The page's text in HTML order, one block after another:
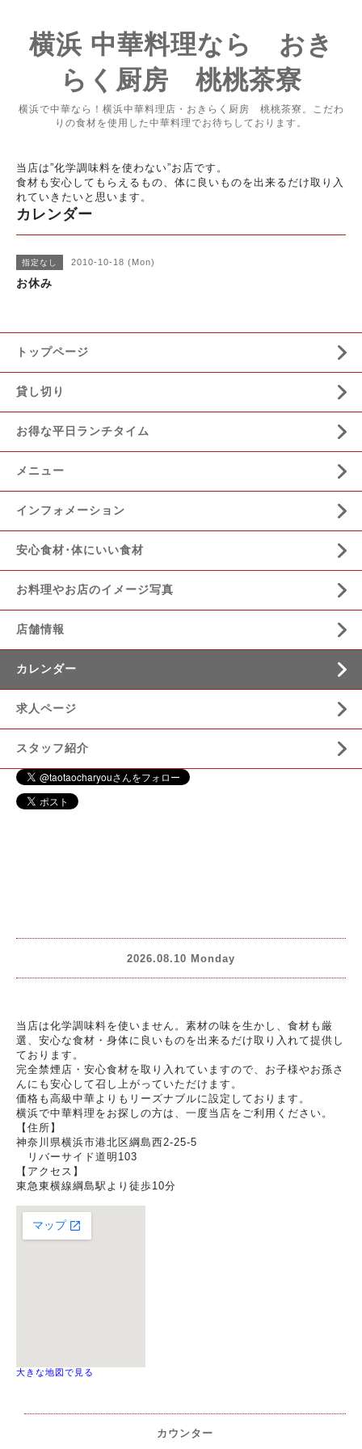
横浜 中華料理なら おき
らく厨房 桃桃茶寮
横浜で中華なら！横浜中華料理店・おきらく厨房 桃桃茶寮。こだわ
りの食材を使用した中華料理でお待ちしております。
当店は”化学調味料を使わない”お店です。
食材も安心してもらえるもの、体に良いものを出来るだけ取り入
れていきたいと思います。
カレンダー
指定なし 2010-10-18 (Mon)
お休み
トップページ
貸し切り
お得な平日ランチタイム
メニュー
インフォメーション
安心食材･体にいい食材
お料理やお店のイメージ写真
店舗情報
カレンダー
求人ページ
スタッフ紹介
2026.08.10 Monday
当店は化学調味料を使いません。素材の味を生かし、食材も厳
選、安心な食材・身体に良いものを出来るだけ取り入れて提供し
ております。
完全禁煙店・安心食材を取り入れていますので、お子様やお孫さ
んにも安心して召し上がっていただけます。
価格も高級中華よりもリーズナブルに設定しております。
横浜で中華料理をお探しの方は、一度当店をご利用ください。
【住所】
神奈川県横浜市港北区綱島西2-25-5
リバーサイド道明103
【アクセス】
東急東横線綱島駅より徒歩10分
大きな地図で見る
カウンター